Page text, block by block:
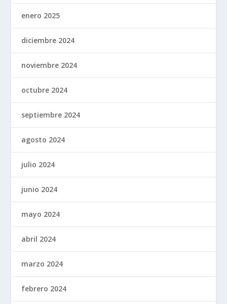
enero 2025
diciembre 2024
noviembre 2024
octubre 2024
septiembre 2024
agosto 2024
julio 2024
junio 2024
mayo 2024
abril 2024
marzo 2024
febrero 2024